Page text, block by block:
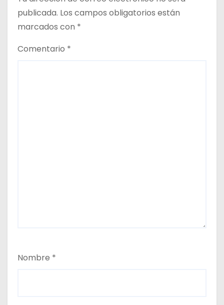
publicada. Los campos obligatorios están
marcados con *
Comentario *
Nombre *